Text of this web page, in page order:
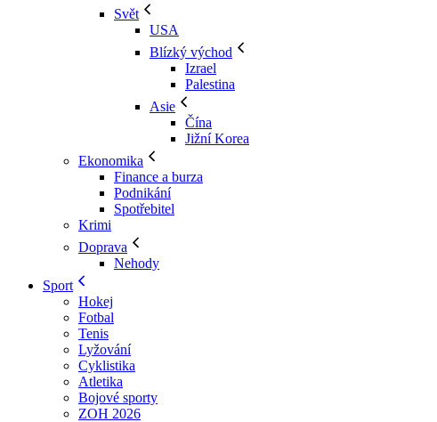
Svět
USA
Blízký východ
Izrael
Palestina
Asie
Čína
Jižní Korea
Ekonomika
Finance a burza
Podnikání
Spotřebitel
Krimi
Doprava
Nehody
Sport
Hokej
Fotbal
Tenis
Lyžování
Cyklistika
Atletika
Bojové sporty
ZOH 2026